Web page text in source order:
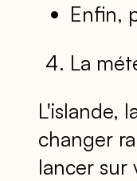
Enfin,
La
L'islande,
changer
lancer sur